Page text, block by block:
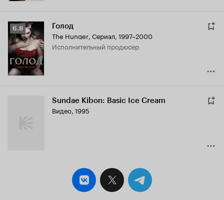
Рейтинг
Кинопоиска
6.8
6.8 Голод
The Hunger, Сериал, 1997–2000
исполнительный продюсер
Sundae Kibon: Basic Ice Cream
Видео, 1995